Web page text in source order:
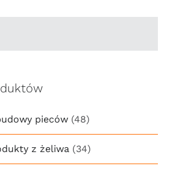
pieców (48)
z żeliwa (34)